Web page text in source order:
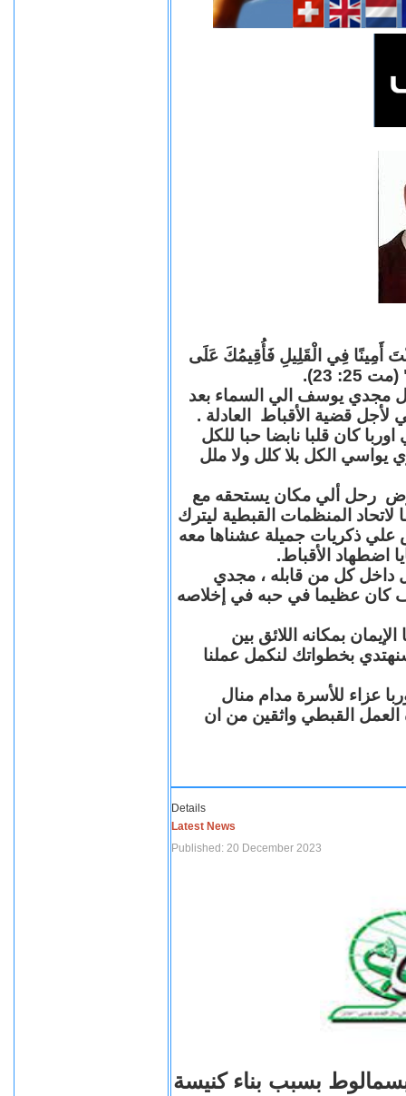
أَمِينًا فِي الْقَلِيلِ فَأُقِيمُكَ عَلَى
23).
مجدي يوسف الي السماء بعد
قضية الأقباط العادلة .
كان قلبا نابضا حبا للكل
يواسي الكل بلا كلل ولا ملل
رحل ألي مكان يستحقه مع
المنظمات القبطية ليترك
علي ذكريات جميلة عشناها معه
اضطهاد الأقباط.
داخل كل من قابله ، مجدي
عظيما في حبه في إخلاصه
بمكانه اللائق بين
بخطواتك لنكمل عملنا
عزاء للأسرة مدام منال
العمل القبطي واثقين من ان
Details
Latest News
Published: 20 December 2023
بسبب بناء كنيسة